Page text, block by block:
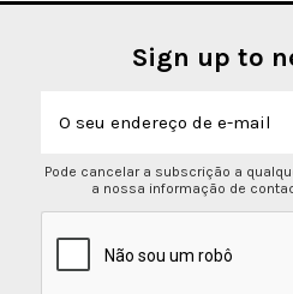
Sign up to
Pode cancelar a subscrição a
a nossa informação de